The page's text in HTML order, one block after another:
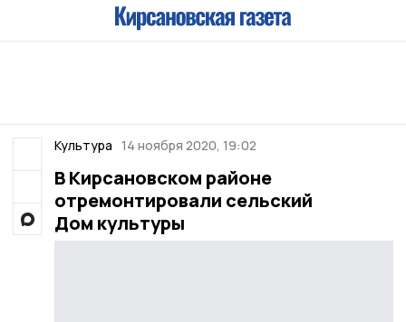
Культура 14 ноября 2020, 19:02
В Кирсановском районе
отремонтировали сельский
Дом культуры